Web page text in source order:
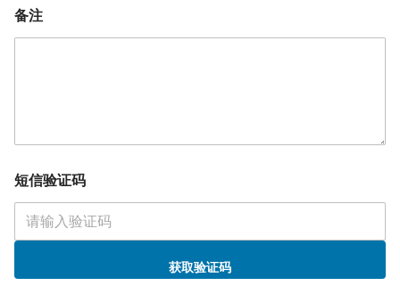
备注
的
需
求
话
短信验证码
获取验证码